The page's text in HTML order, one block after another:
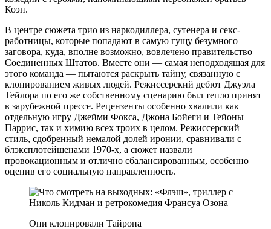
Коэн.
В центре сюжета трио из наркодиллера, сутенера и секс-
работницы, которые попадают в самую гущу безумного
заговора, куда, вполне возможно, вовлечено правительство
Соединенных Штатов. Вместе они — самая неподходящая для
этого команда — пытаются раскрыть тайну, связанную с
клонированием живых людей. Режиссерский дебют Джуэла
Тейлора по его же собственному сценарию был тепло принят
в зарубежной прессе. Рецензенты особенно хвалили как
отдельную игру Джейми Фокса, Джона Бойеги и Тейоны
Паррис, так и химию всех троих в целом. Режиссерский
стиль, сдобренный немалой долей иронии, сравнивали с
блэксплотейшенами 1970-х, а сюжет назвали
провокационным и отлично сбалансированным, особенно
оценив его социальную направленность.
Они клонировали Тайрона